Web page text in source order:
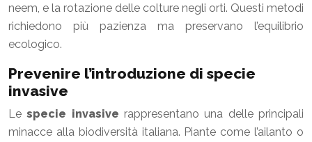
neem, e la rotazione delle colture negli orti. Questi metodi
richiedono più pazienza ma preservano l’equilibrio
ecologico.
Prevenire l’introduzione di specie
invasive
Lespecie invasive rappresentano una delle principali
minacce alla biodiversità italiana. Piante come l’ailanto o